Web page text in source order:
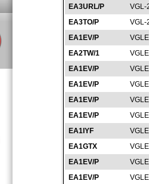
EA3URL/P
VGL-
EA3TO/P
VGL-
EA1EV/P
EA2TW/1
EA1EV/P
EA1EV/P
EA1EV/P
EA1EV/P
EA1IYF
EA1GTX
EA1EV/P
EA1EV/P